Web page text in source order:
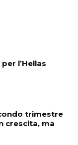
l’Hellas
trimestre
crescita, ma